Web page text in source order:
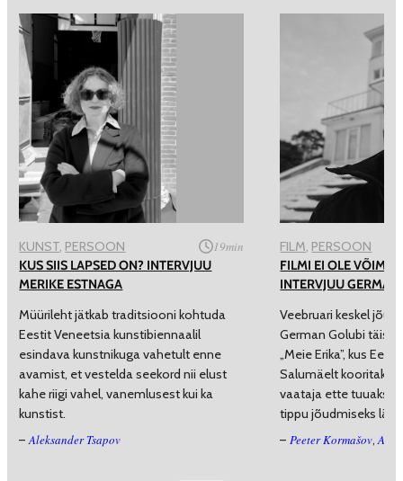
KUNST, PERSOON 19min
KUS SIIS LAPSED ON? INTERVJUU
MERIKE ESTNAGA
Müürileht jätkab traditsiooni kohtuda
Eestit Veneetsia kunstibiennaalil
esindava kunstnikuga vahetult enne
avamist, et vestelda seekord nii elust
kahe riigi vahel, vanemlusest kui ka
kunstist.
– Aleksander Tsapov
FILM, PERSOON
FILMI EI OLE
INTERVJUU
Veebruari keskel
German Golubi
„Meie Erika”, kus
Salumäelt
vaataja ette tuuakse
tippu jõudmiseks läbi
– Peeter Kormašov,